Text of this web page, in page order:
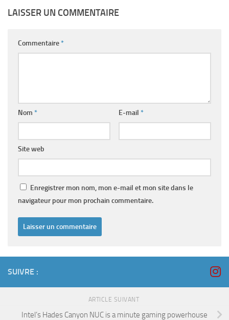
LAISSER UN COMMENTAIRE
Commentaire*
Nom * E-mail *
Site web
Enregistrer mon nom, mon e-mail et mon site dans le
navigateur pour mon prochain commentaire.
SUIVRE :
ARTICLE SUIVANT
Intel’s Hades Canyon NUC is a minute gaming powerhouse